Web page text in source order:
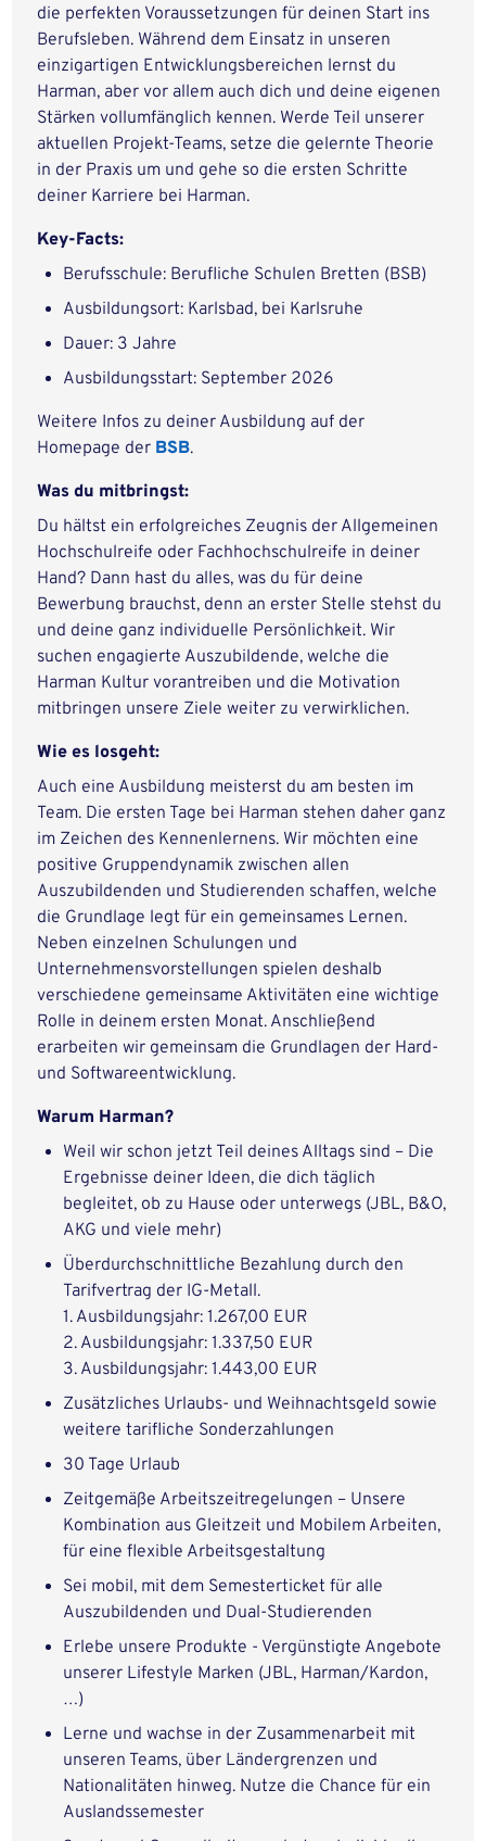
die perfekten Voraussetzungen für deinen Start ins
Berufsleben. Während dem Einsatz in unseren
einzigartigen Entwicklungsbereichen lernst du
Harman, aber vor allem auch dich und deine eigenen
Stärken vollumfänglich kennen. Werde Teil unserer
aktuellen Projekt-Teams, setze die gelernte Theorie
in der Praxis um und gehe so die ersten Schritte
deiner Karriere bei Harman.
Key-Facts:
Berufsschule: Berufliche Schulen Bretten (BSB)
Ausbildungsort: Karlsbad, bei Karlsruhe
Dauer: 3 Jahre
Ausbildungsstart: September 2026
Weitere Infos zu deiner Ausbildung auf der
Homepage der BSB.
Was du mitbringst:
Du hältst ein erfolgreiches Zeugnis der Allgemeinen
Hochschulreife oder Fachhochschulreife in deiner
Hand? Dann hast du alles, was du für deine
Bewerbung brauchst, denn an erster Stelle stehst du
und deine ganz individuelle Persönlichkeit. Wir
suchen engagierte Auszubildende, welche die
Harman Kultur vorantreiben und die Motivation
mitbringen unsere Ziele weiter zu verwirklichen.
Wie es losgeht:
Auch eine Ausbildung meisterst du am besten im
Team. Die ersten Tage bei Harman stehen daher ganz
im Zeichen des Kennenlernens. Wir möchten eine
positive Gruppendynamik zwischen allen
Auszubildenden und Studierenden schaffen, welche
die Grundlage legt für ein gemeinsames Lernen.
Neben einzelnen Schulungen und
Unternehmensvorstellungen spielen deshalb
verschiedene gemeinsame Aktivitäten eine wichtige
Rolle in deinem ersten Monat. Anschließend
erarbeiten wir gemeinsam die Grundlagen der Hard-
und Softwareentwicklung.
Warum Harman?
Weil wir schon jetzt Teil deines Alltags sind – Die
Ergebnisse deiner Ideen, die dich täglich
begleitet, ob zu Hause oder unterwegs (JBL, B&O,
AKG und viele mehr)
Überdurchschnittliche Bezahlung durch den
Tarifvertrag der IG-Metall.
1. Ausbildungsjahr: 1.267,00 EUR
2. Ausbildungsjahr: 1.337,50 EUR
3. Ausbildungsjahr: 1.443,00 EUR
Zusätzliches Urlaubs- und Weihnachtsgeld sowie
weitere tarifliche Sonderzahlungen
30 Tage Urlaub
Zeitgemäße Arbeitszeitregelungen – Unsere
Kombination aus Gleitzeit und Mobilem Arbeiten,
für eine flexible Arbeitsgestaltung
Sei mobil, mit dem Semesterticket für alle
Auszubildenden und Dual-Studierenden
Erlebe unsere Produkte - Vergünstigte Angebote
unserer Lifestyle Marken (JBL, Harman/Kardon,
…)
Lerne und wachse in der Zusammenarbeit mit
unseren Teams, über Ländergrenzen und
Nationalitäten hinweg. Nutze die Chance für ein
Auslandssemester